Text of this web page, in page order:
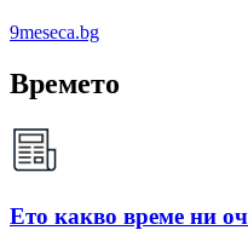
9meseca.bg
Времето
Ето какво време ни